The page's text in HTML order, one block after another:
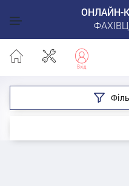
ОНЛАЙН-